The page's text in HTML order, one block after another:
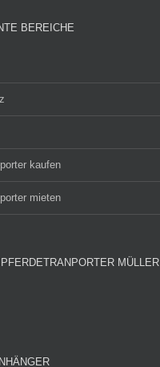
BEREICHE
kaufen
mieten
MÜLLER